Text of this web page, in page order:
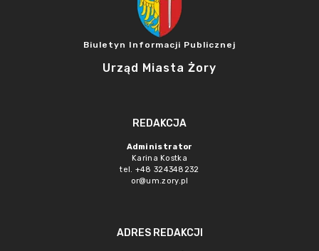
Biuletyn Informacji Publicznej
Urząd Miasta Żory
REDAKCJA
Administrator
Karina Kostka
tel. +48 324348232
or@um.zory.pl
ADRES REDAKCJI